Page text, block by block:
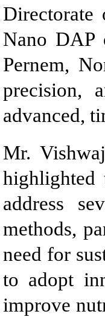
Nano DAP
Pernem,
precision,
advanced,
Mr.
highlighted
address
methods,
need for
to adopt
improve